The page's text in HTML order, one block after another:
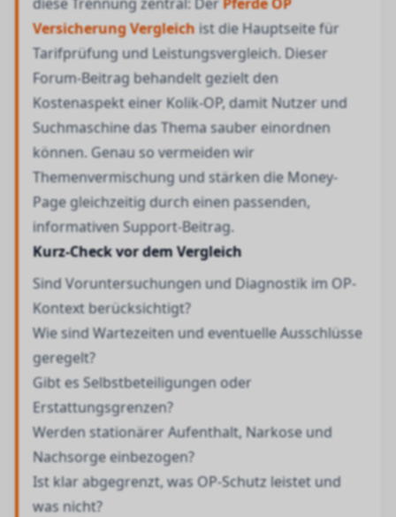
Versicherung Vergleichist die Hauptseite für
Tarifprüfung und Leistungsvergleich. Dieser
Forum-Beitrag behandelt gezielt den
Kostenaspekt einer Kolik-OP, damit Nutzer und
Suchmaschine das Thema sauber einordnen
können. Genau so vermeiden wir
Themenvermischung und stärken die Money-
Page gleichzeitig durch einen passenden,
informativen Support-Beitrag.
Kurz-Check vor dem Vergleich
Sind Voruntersuchungen und Diagnostik im OP-
Kontext berücksichtigt?
Wie sind Wartezeiten und eventuelle Ausschlüsse
geregelt?
Gibt es Selbstbeteiligungen oder
Erstattungsgrenzen?
Werden stationärer Aufenthalt, Narkose und
Nachsorge einbezogen?
Ist klar abgegrenzt, was OP-Schutz leistet und
was nicht?